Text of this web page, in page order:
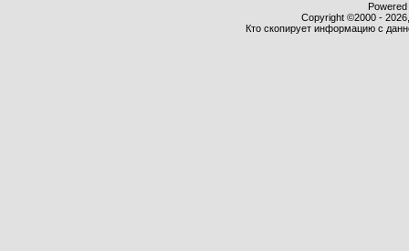
Copyright ©2000 -
Кто скопирует информацию с